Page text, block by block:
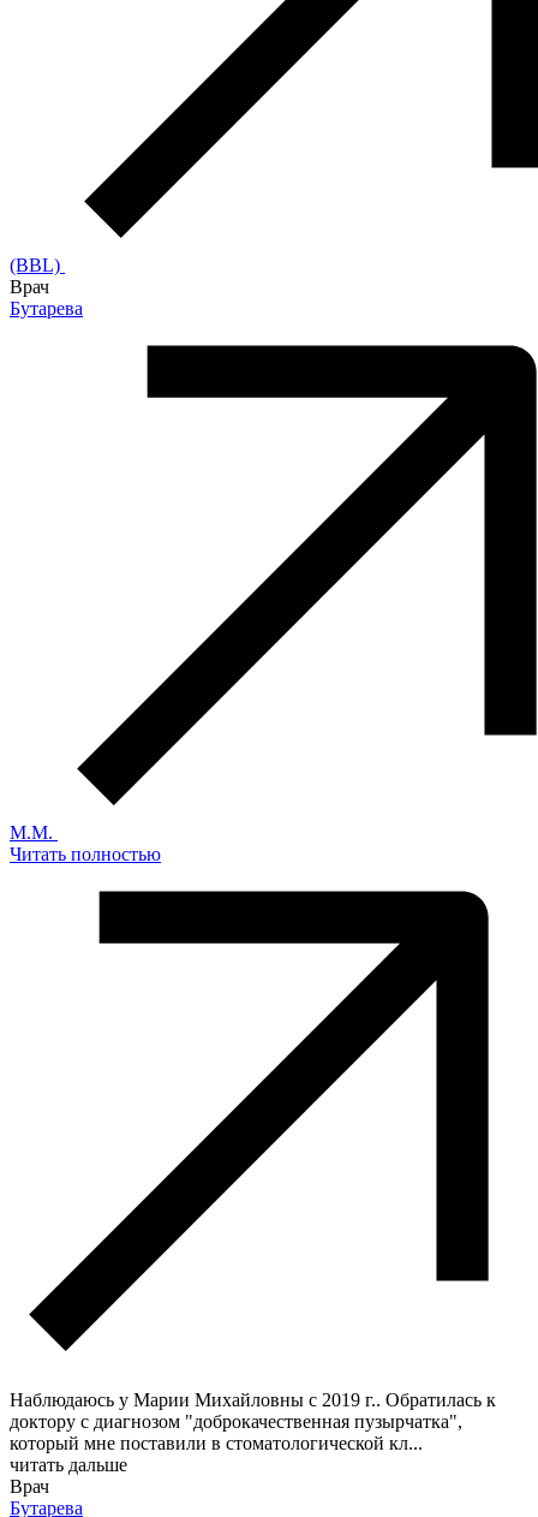
(BBL)
Врач
Бутарева
М.М.
Читать полностью
Наблюдаюсь у Марии Михайловны с 2019 г.. Обратилась к
доктору с диагнозом "доброкачественная пузырчатка",
который мне поставили в стоматологической кл...
читать дальше
Врач
Бутарева